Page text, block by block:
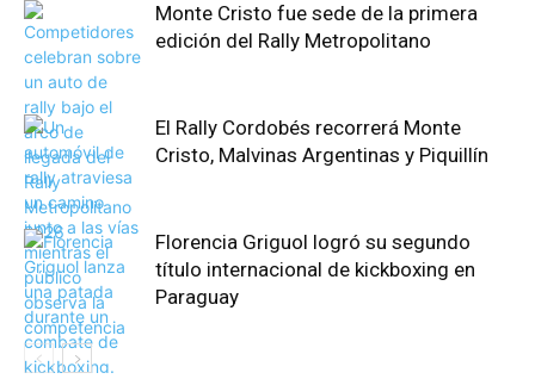
Monte Cristo fue sede de la primera
edición del Rally Metropolitano
El Rally Cordobés recorrerá Monte
Cristo, Malvinas Argentinas y Piquillín
Florencia Griguol logró su segundo
título internacional de kickboxing en
Paraguay